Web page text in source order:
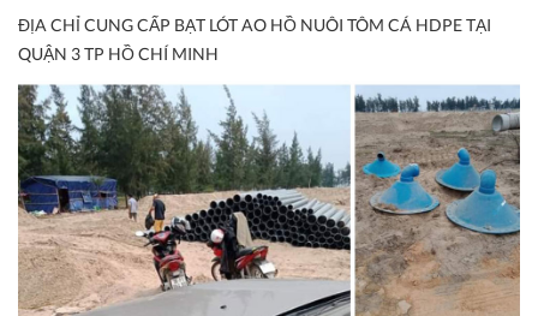
ĐỊA CHỈ CUNG CẤP BẠT LÓT AO HỒ NUÔI TÔM CÁ HDPE TẠI
QUẬN 3 TP HỒ CHÍ MINH